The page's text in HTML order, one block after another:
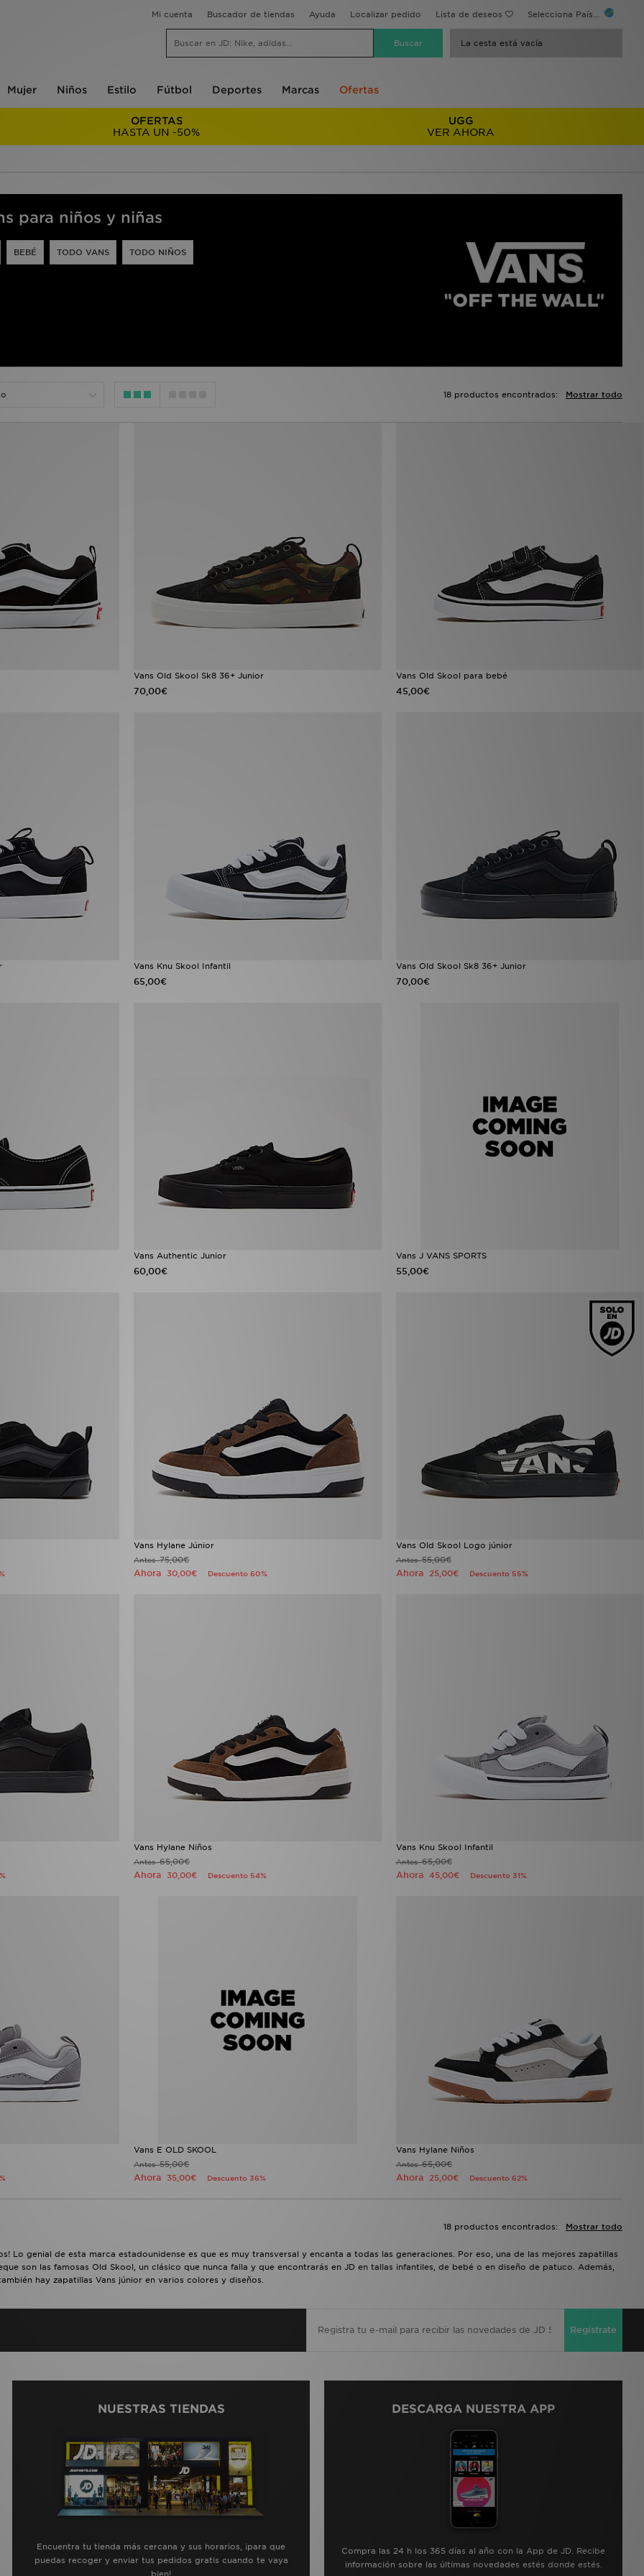
Mi cuenta Buscador de tiendas Ayuda Localizar pedido Lista de deseos Selecciona País...
La cesta está vacía
Mujer Niños Estilo Fútbol Deportes Marcas Ofertas
OFERTAS
HASTA UN -50%
UGG
VER AHORA
para niños y niñas
BEBÉ TODO VANS TODO NIÑOS
Mostrar todo
18 productos encontrados:
Vans Old Skool Sk8 36+ Junior
70,00€
Vans Old Skool para bebé
45,00€
Vans Knu Skool Infantil
65,00€
Vans Old Skool Sk8 36+ Junior
70,00€
Vans Authentic Junior
60,00€
Vans J VANS SPORTS
55,00€
Vans Hylane Júnior
Antes75,00€
Ahora 30,00€ Descuento 60%
Vans Old Skool Logo júnior
Antes55,00€
Ahora 25,00€ Descuento 55%
Vans Hylane Niños
Antes65,00€
Ahora 30,00€ Descuento 54%
Vans Knu Skool Infantil
Antes65,00€
Ahora 45,00€ Descuento 31%
Vans E OLD SKOOL
Antes55,00€
Ahora 35,00€ Descuento 36%
Vans Hylane Niños
Antes65,00€
Ahora 25,00€ Descuento 62%
Mostrar todo
18 productos encontrados:
Lo genial de esta marca estadounidense es que es muy transversal y encanta a todas las generaciones. Por eso, una de las mejores zapatillas
son las famosas Old Skool, un clásico que nunca falla y que encontrarás en JD en tallas infantiles, de bebé o en diseño de patuco. Además,
hay zapatillas Vans júnior en varios colores y diseños.
Regístrate
NUESTRAS TIENDAS
Encuentra tu tienda más cercana y sus horarios, ¡para que
puedas recoger y enviar tus pedidos gratis cuando te vaya
bien!
DESCARGA NUESTRA APP
Compra las 24 h los 365 días al año con la App de JD. Recibe
información sobre las últimas novedades estés donde estés.